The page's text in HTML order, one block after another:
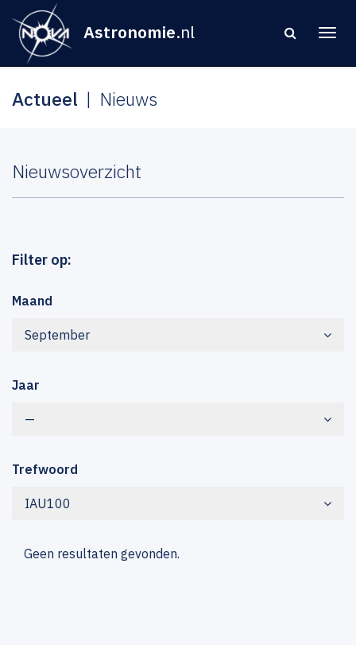
Astronomie.nl
Actueel Nieuws
Nieuwsoverzicht
Filter op:
Maand
September
Jaar
—
Trefwoord
IAU100
Geen resultaten gevonden.